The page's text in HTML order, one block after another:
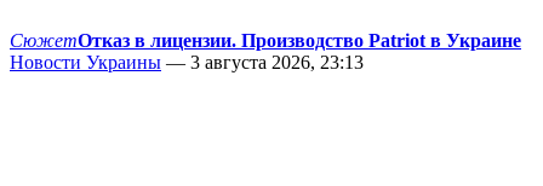
СюжетОтказ в лицензии. Производство Patriot в Украине
Новости Украины — 3 августа 2026, 23:13